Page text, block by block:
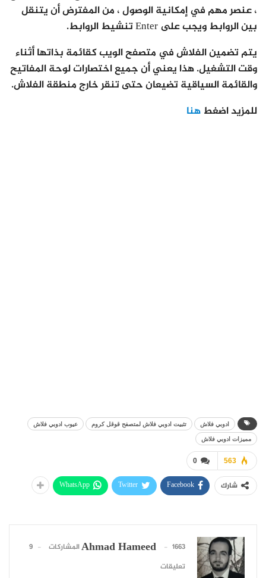
، عنصر مهم في إمكانية الوصول ، من المفترض أن يتنقل
بين الروابط ويجب على Enter تنشيط الروابط.
يتم تضمين الفلاش في متصفح الويب كقائمة بذاتها أثناء
وقت التشغيل. هذا يعني أن جميع اختصارات لوحة المفاتيح
والقائمة السياقية تضيعان حتى تنقر خارج منطقة الفلاش.
للمزيد اضغط هنا
ادوبي فلاش تثبيت ادوبي فلاش لمتصفح قوقل كروم
عيوب ادوبي فلاش
مميزات ادوبي فلاش
0 563
شارك Facebook
Twitter
WhatsApp
Ahmad Hameed 1663 المشاركات
9
تعليقات